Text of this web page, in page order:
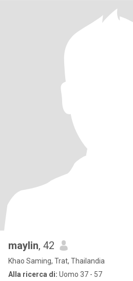
maylin, 42
Khao Saming, Trat, Thailandia
Alla ricerca di: Uomo 37 - 57